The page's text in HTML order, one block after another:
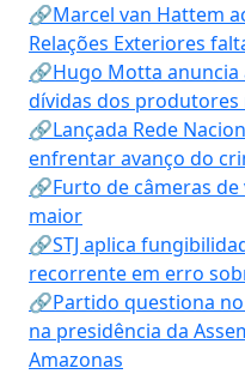
🔗Marcel van Hattem
Relações Exteriores
🔗Hugo Motta
dívidas dos produtores
🔗Lançada Rede
enfrentar avanço do
🔗Furto de câmeras
maior
🔗STJ aplica
recorrente em erro
🔗Partido questiona no
na presidência da
Amazonas